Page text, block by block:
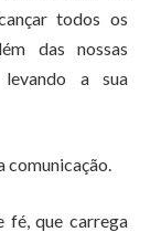
todos os
das nossas
a sua
comunicação.
fé, que carrega